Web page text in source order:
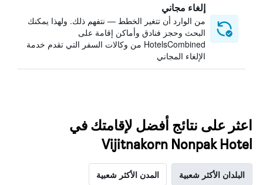
إلغاء مجاني
من الوارد أن تتغير الخطط — نتفهم ذلك. ولهذا يمكنك
البحث وحجز فنادق وأماكن إقامة على
HotelsCombined من وكالات السفر التي تقدم خدمة
الإلغاء المجاني
اعثر على نتائج أفضل لإقامتك في
Vijitnakorn Nonpak Hotel
البلدان الأكثر شعبية المدن الأكثر شعبية